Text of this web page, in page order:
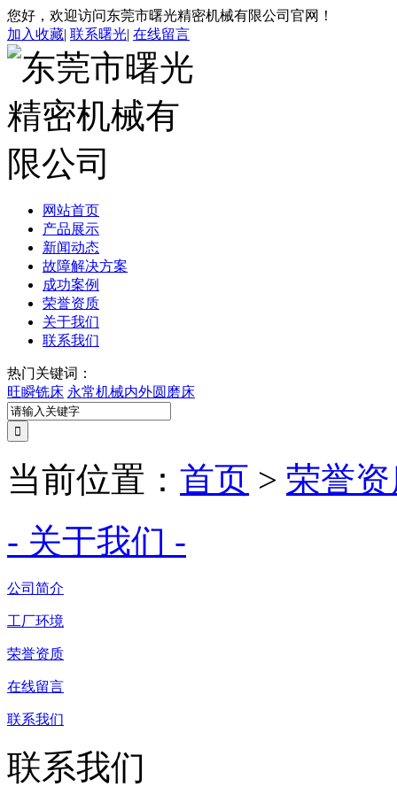
您好，欢迎访问东莞市曙光精密机械有限公司官网！
加入收藏| 联系曙光| 在线留言
网站首页
产品展示
新闻动态
故障解决方案
成功案例
荣誉资质
关于我们
联系我们
热门关键词：
旺瞬铣床 永常机械内外圆磨床
当前位置： 首页 > 荣誉
- 关于我们 -
公司简介
工厂环境
荣誉资质
在线留言
联系我们
联系我们